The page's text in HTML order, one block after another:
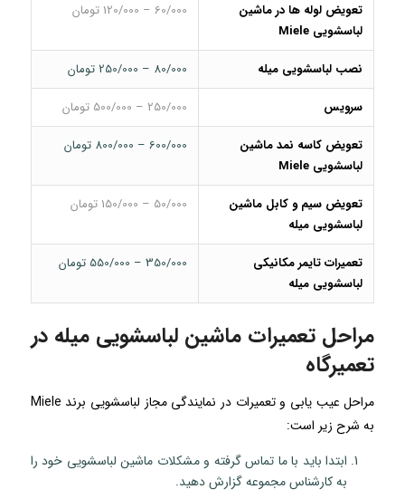
تعویض لوله ها در ماشین
لباسشویی Miele
60/000 – 120/000 تومان
نصب لباسشویی میله
80/000 – 250/000 تومان
سرویس
250/000 – 500/000 تومان
تعویض کاسه نمد ماشین
لباسشویی Miele
600/000 – 800/000 تومان
تعویض سیم و کابل ماشین
لباسشویی میله
50/000 – 150/000 تومان
تعمیرات تایمر مکانیکی
لباسشویی میله
350/000 – 550/000 تومان
مراحل تعمیرات ماشین لباسشویی میله در
تعمیرگاه
مراحل عیب یابی و تعمیرات در نمایندگی مجاز لباسشویی برند Miele
به شرح زیر است:
ابتدا باید با ما تماس گرفته و مشکلات ماشین لباسشویی خود را
به کارشناس مجموعه گزارش دهید.